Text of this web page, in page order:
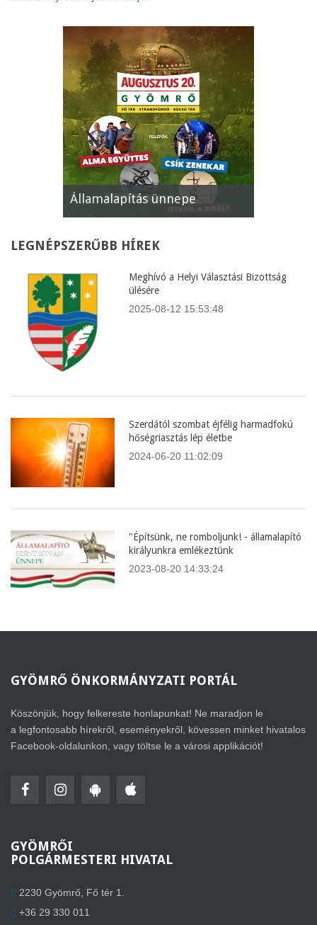
Államalapítás ünnepe
LEGNÉPSZERŰBB HÍREK
Meghívó a Helyi Választási Bizottság
ülésére
2025-08-12 15:53:48
Szerdától szombat éjfélig harmadfokú
hőségriasztás lép életbe
2024-06-20 11:02:09
"Építsünk, ne romboljunk! - államalapító
királyunkra emlékeztünk
2023-08-20 14:33:24
GYÖMRŐ ÖNKORMÁNYZATI PORTÁL
Köszönjük, hogy felkereste honlapunkat! Ne maradjon le
a legfontosabb hírekről, eseményekről, kövessen minket hivatalos
Facebook-oldalunkon, vagy töltse le a városi applikációt!
GYÖMRŐI
POLGÁRMESTERI HIVATAL
2230 Gyömrő, Fő tér 1.
+36 29 330 011